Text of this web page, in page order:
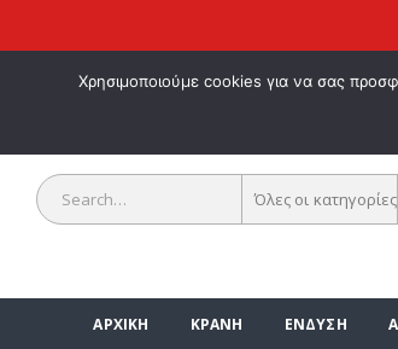
Όλες οι κατηγορίες
ΑΡΧΙΚΗ ΚΡΑΝΗ ΕΝΔΥΣΗ
Χρησιμοποιούμε cookies για να σας